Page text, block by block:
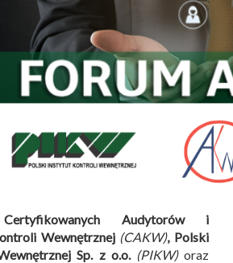
Certyfikowanych Audytorów i
Wewnętrznej (CAKW), Polski
Sp. z o.o. (PIKW)oraz